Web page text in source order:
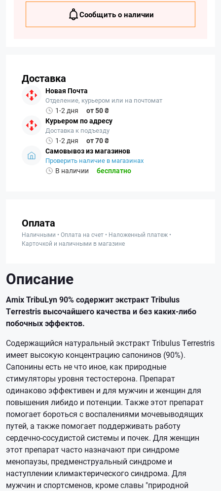
Сообщить о наличии
Доставка
Новая Почта
Отделение, курьером или на почтомат
1-2 дня
от 50 ₴
Курьером по адресу
Доставка к подъезду
1-2 дня
от 70 ₴
Самовывоз из магазинов
Проверить наличие в магазинах
В наличии бесплатно
Оплата
Наличными • Оплата на счет • Наложенный платеж •
Карточкой и наличными в магазине
Описание
Amix TribuLyn 90% содержит экстракт Tribulus
Terrestris высочайшего качества и без каких-либо
побочных эффектов.
Содержащийся натуральный экстракт Tribulus Terrestris
имеет высокую концентрацию сапонинов (90%).
Сапонины есть не что иное, как природные
стимуляторы уровня тестостерона. Препарат
одинаково эффективен и для мужчин и женщин для
повышения либидо и потенции. Также этот препарат
помогает бороться с воспалениями мочевыводящих
путей, а также помогает поддерживать работу
сердечно-сосудистой системы и почек. Для женщин
этот препарат часто назначают при синдроме
менопаузы, предменструальный синдроме и
наступлении климактерического синдрома. Для
мужчин и спортсменов, кроме славы "природной